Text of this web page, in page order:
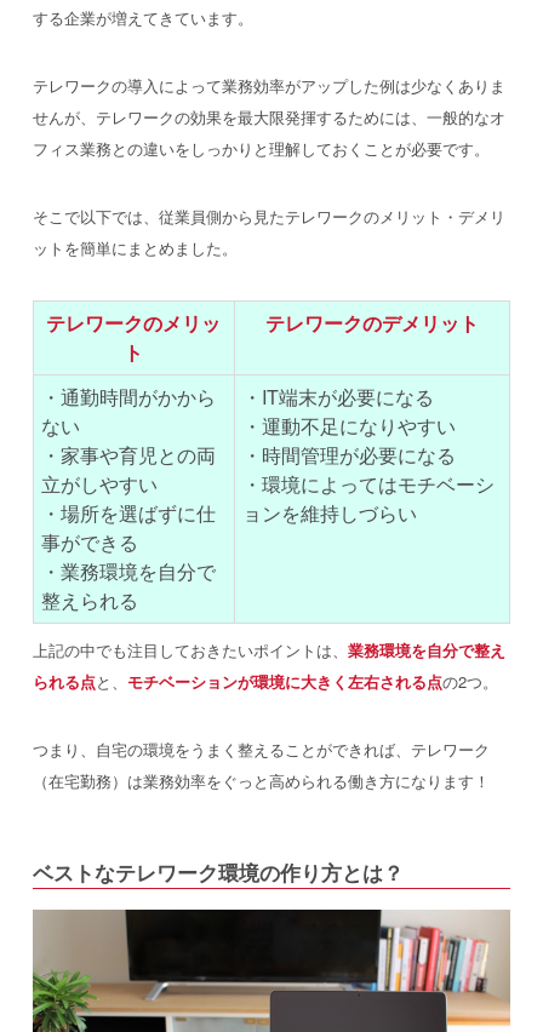
する企業が増えてきています。
テレワークの導入によって業務効率がアップした例は少なくありま
せんが、テレワークの効果を最大限発揮するためには、一般的なオ
フィス業務との違いをしっかりと理解しておくことが必要です。
そこで以下では、従業員側から見たテレワークのメリット・デメリ
ットを簡単にまとめました。
テレワークのメリッ
ト
テレワークのデメリット
・通勤時間がかから
ない
・家事や育児との両
立がしやすい
・場所を選ばずに仕
事ができる
・業務環境を自分で
整えられる
・IT端末が必要になる
・運動不足になりやすい
・時間管理が必要になる
・環境によってはモチベーシ
ョンを維持しづらい
上記の中でも注目しておきたいポイントは、 業務環境を自分で整え
られる点と、 モチベーションが環境に大きく左右される点の2つ。
つまり、自宅の環境をうまく整えることができれば、テレワーク
（在宅勤務）は業務効率をぐっと高められる働き方になります！
ベストなテレワーク環境の作り方とは？